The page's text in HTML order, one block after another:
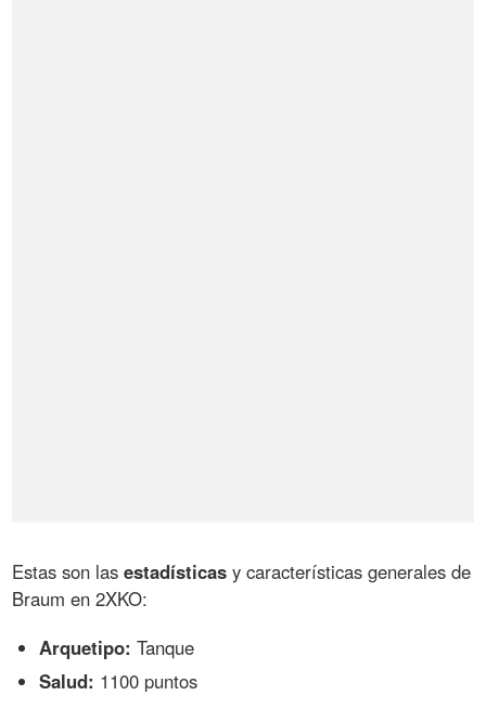
Estas son lasestadísticas y características generales de
Braum en 2XKO:
Arquetipo: Tanque
Salud: 1100 puntos